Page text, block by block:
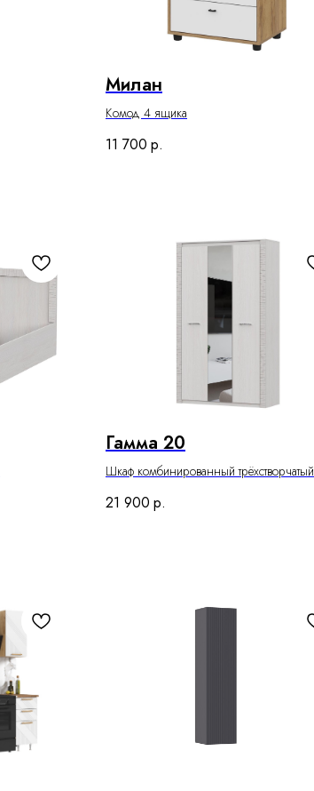
Милан
Комод 4 ящика
11 700 р.
Гамма 20
Шкаф комбинированный трёхстворчатый
21 900 р.